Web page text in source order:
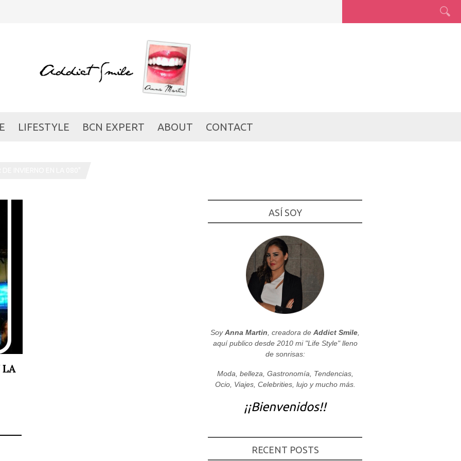
LIFESTYLE BCN EXPERT ABOUT CONTACT
LA
ASÍ SOY
SoyAnna Martin , creadora de Addict Smile
aquí publico desde 2010 mi "Life Style" lleno
de sonrisas:
Moda, belleza, Gastronomía, Tendencias,
Ocio, Viajes, Celebrities, lujo y mucho más.
¡¡Bienvenidos!!
RECENT POSTS